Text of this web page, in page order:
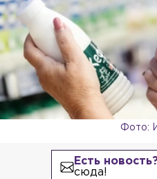
Фото:
Есть
сюда!